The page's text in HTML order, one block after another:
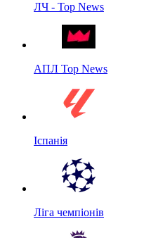
ЛЧ - Top News
АПЛ Top News
Іспанія
Ліга чемпіонів